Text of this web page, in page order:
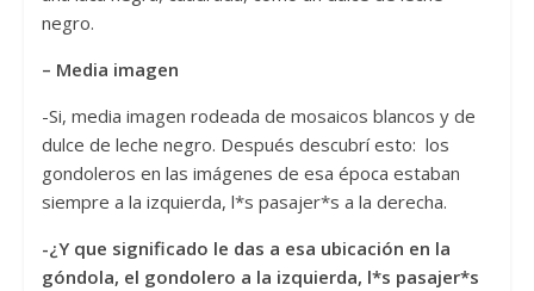
negro.
– Media imagen
-Si, media imagen rodeada de mosaicos blancos y de
dulce de leche negro. Después descubrí esto: los
gondoleros en las imágenes de esa época estaban
siempre a la izquierda, l*s pasajer*s a la derecha.
-¿Y que significado le das a esa ubicación en la
góndola, el gondolero a la izquierda, l*s pasajer*s